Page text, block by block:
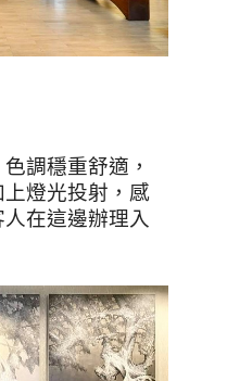
調穩重舒適，
燈光投射，感
在這邊辦理入